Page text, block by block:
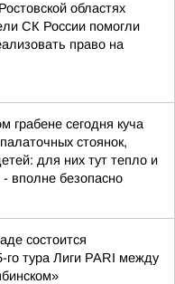
областях
СК России помогли
право на
грабене сегодня куча
стоянок,
для них тут тепло и
вполне безопасно
состоится
тура Лиги PARI между